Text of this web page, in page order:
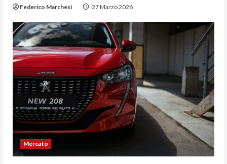
Federico Marchesi 27 Marzo 2026
Mercato